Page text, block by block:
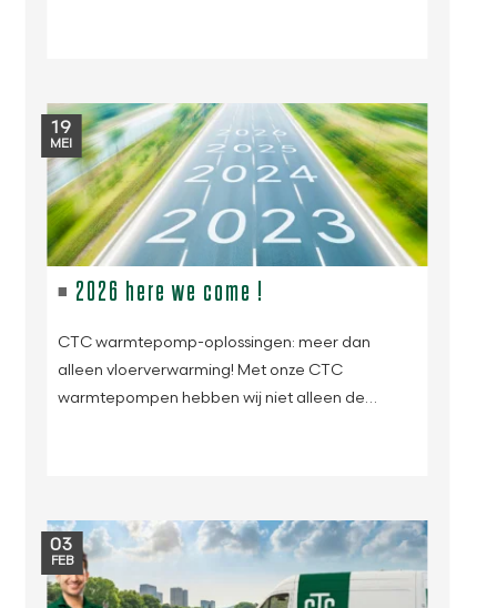
19
MEI
2026 here we come !
CTC warmtepomp-oplossingen: meer dan
alleen vloerverwarming! Met onze CTC
warmtepompen hebben wij niet alleen de…
03
FEB